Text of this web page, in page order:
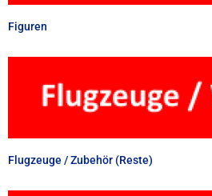
Figuren
Flugzeuge / Zubehör (Reste)